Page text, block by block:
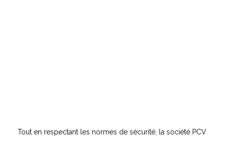
Tout en respectant les normes de sécurité, la société PCV